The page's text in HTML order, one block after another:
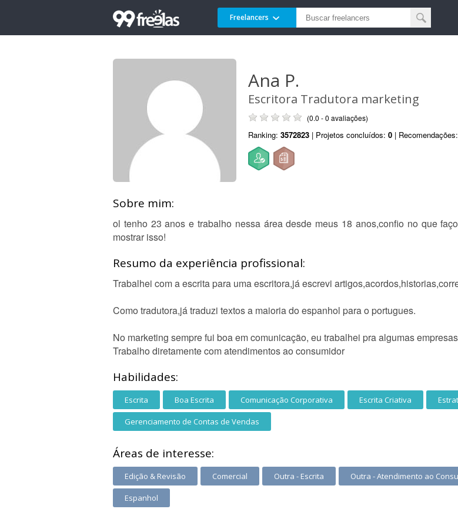
Freelancers
Ana P.
Escritora Tradutora marketing
(0.0 - 0 avaliações)
Ranking: 3572823 | Projetos concluídos: 0 | Recomendações:
Sobre mim:
ol tenho 23 anos e trabalho nessa área desde meus 18 anos,confio no que
mostrar isso!
Resumo da experiência profissional:
Trabalhei com a escrita para uma escritora,já escrevi
Como tradutora,já traduzi textos a maioria do espanhol para o portugues.
No marketing sempre fui boa em comunicação, eu trabalhei pra algumas
Trabalho diretamente com atendimentos ao consumidor
Habilidades:
Escrita Boa Escrita Comunicação Corporativa Escrita Criativa
Gerenciamento de Contas de Vendas
Áreas de interesse:
Edição & Revisão Comercial Outra - Escrita Outra - Atendimento ao
Espanhol